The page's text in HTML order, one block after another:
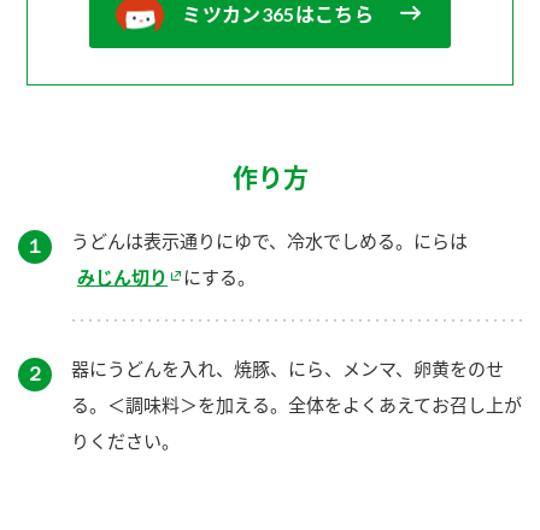
ミツカン365はこちら
作り方
１
うどんは表示通りにゆで、冷水でしめる。にらは
みじん切り
にする。
２
器にうどんを入れ、焼豚、にら、メンマ、卵黄をのせ
る。＜調味料＞を加える。全体をよくあえてお召し上が
りください。